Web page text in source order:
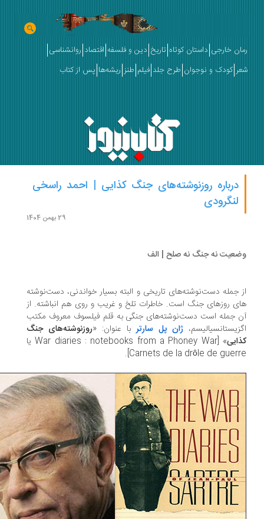
خارجی داستان کوتاه تاریخ دین و فلسفه اقتصاد روانشناسی
کودک و نوجوان طرح جلد فیلم طنز ریشه‌ها پس از کتاب
درباره روزنوشته‌های جنگ کذایی | احمد راسخی
لنگرودی
نه جنگ نه صلح | الف
جمله دست‌نوشته‌­های تاریخی و البته بسیار خواندنی، دست‌نوشته­‌
روزهای جنگ است. خاطرات تلخ و غریب و روی هم انباشته. از
جمله است دست‌نوشته‌­های جنگی به قلم فیلسوف معروف مکتب
ژان پل سارتربا عنوان: «روزنوشته‌های جنگ
» [War diaries : notebooks from a Phoney War یا
Carnets de la drôle de